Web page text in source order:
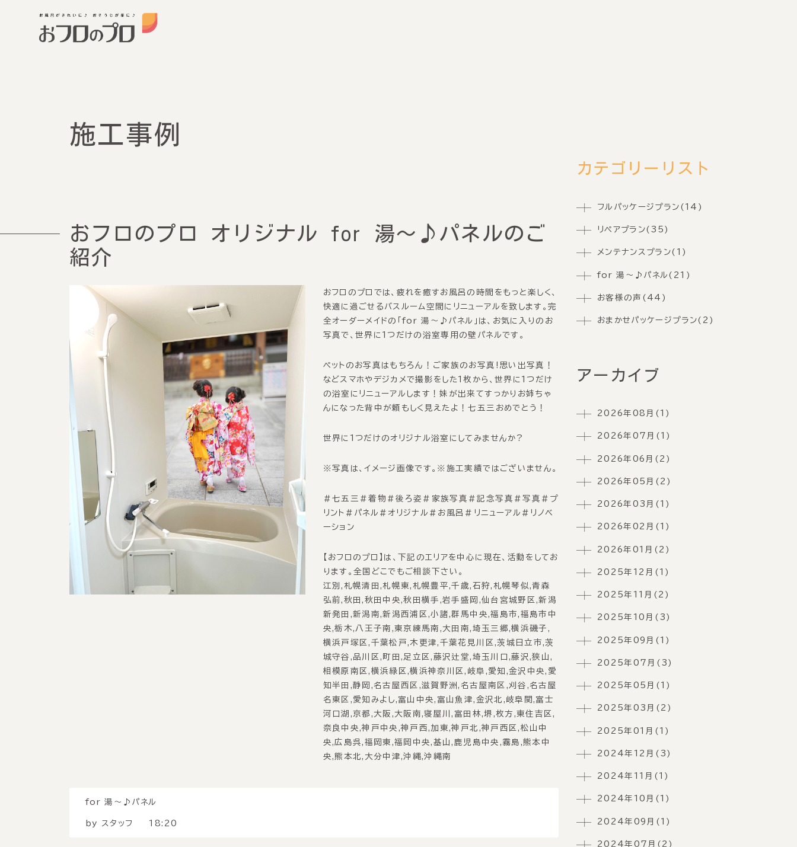
施工事例
おフロのプロ オリジナル for 湯〜♪パネルのご
紹介
おフロのプロでは、疲れを癒すお風呂の時間をもっと楽しく、
快適に過ごせるバスルーム空間にリニューアルを致します。完
全オーダーメイドの「for 湯〜♪パネル」は、お気に入りのお
写真で、世界に1つだけの浴室専用の壁パネルです。
ペットのお写真はもちろん！ご家族のお写真!思い出写真
！
などスマホやデジカメで撮影をした1枚から、世界に1つだけ
の浴室にリニューアルします！妹が出来てすっかりお姉ちゃ
んになった背中が頼もしく見えたよ！七五三おめでとう！
世界に1つだけのオリジナル浴室にしてみませんか?
※写真は、イメージ画像です。※施工実績ではございません。
＃七五三＃着物＃後ろ姿＃家族写真＃記念写真＃写真＃プ
リント＃パネル＃オリジナル＃お風呂＃リニューアル＃リノベ
ーション
【おフロのプロ】は、下記のエリアを中心に現在、活動をしてお
ります。全国どこでもご相談下さい。
江別,札幌清田,札幌東,札幌豊平,千歳,石狩,札幌琴似,青森
弘前,秋田,秋田中央,秋田横手,岩手盛岡,仙台宮城野区,新潟
新発田,新潟南,新潟西浦区,小諸,群馬中央,福島市,福島市中
央,栃木,八王子南,東京練馬南,大田南,埼玉三郷,横浜磯子,
横浜戸塚区,千葉松戸,木更津,千葉花見川区,茨城日立市,茨
城守谷,品川区,町田,足立区,藤沢辻堂,埼玉川口,藤沢,狭山,
相模原南区,横浜緑区,横浜神奈川区,岐阜,愛知,金沢中央,愛
知半田,静岡,名古屋西区,滋賀野洲,名古屋南区,刈谷,名古屋
名東区,愛知みよし,富山中央,富山魚津,金沢北,岐阜関,富士
河口湖,京都,大阪,大阪南,寝屋川,富田林,堺,枚方,東住吉区,
奈良中央,神戸中央,神戸西,加東,神戸北,神戸西区,松山中
央,広島呉,福岡東,福岡中央,基山,鹿児島中央,霧島,熊本中
央,熊本北,大分中津,沖縄,沖縄南
for 湯〜♪パネル
by スタッフ 18:20
カテゴリーリスト
フルパッケージプラン(14)
リペアプラン(35)
メンテナンスプラン(1)
for 湯〜♪パネル(21)
お客様の声(44)
おまかせパッケージプラン(2)
アーカイブ
2026年08月(1)
2026年07月(1)
2026年06月(2)
2026年05月(2)
2026年03月(1)
2026年02月(1)
2026年01月(2)
2025年12月(1)
2025年11月(2)
2025年10月(3)
2025年09月(1)
2025年07月(3)
2025年05月(1)
2025年03月(2)
2025年01月(1)
2024年12月(3)
2024年11月(1)
2024年10月(1)
2024年09月(1)
2024年07月(2)